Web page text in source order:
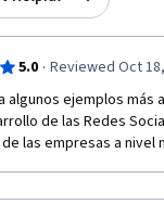
5.0 · Reviewed Oct
algunos ejemplos más
de las Redes
las empresas a nivel